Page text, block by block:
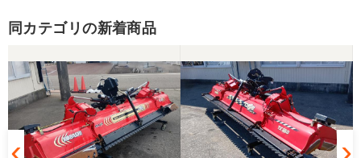
スタッフの鈴木さんが親切で機械に詳しく 丁寧にご
対応頂きました。 ありがとう！ 少し距離はあります
が、今後も農機具を買う際はのうき屋さんを利用し
ようと思います。
同カテゴリの新着商品